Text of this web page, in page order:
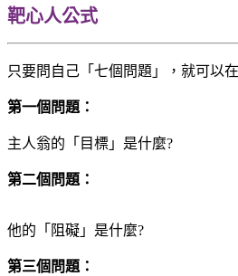
靶心人公式
只要問自己「七個問題」，就可以
第一個問題：
主人翁的「目標」是什麼?
第二個問題：
他的「阻礙」是什麼?
第三個問題：